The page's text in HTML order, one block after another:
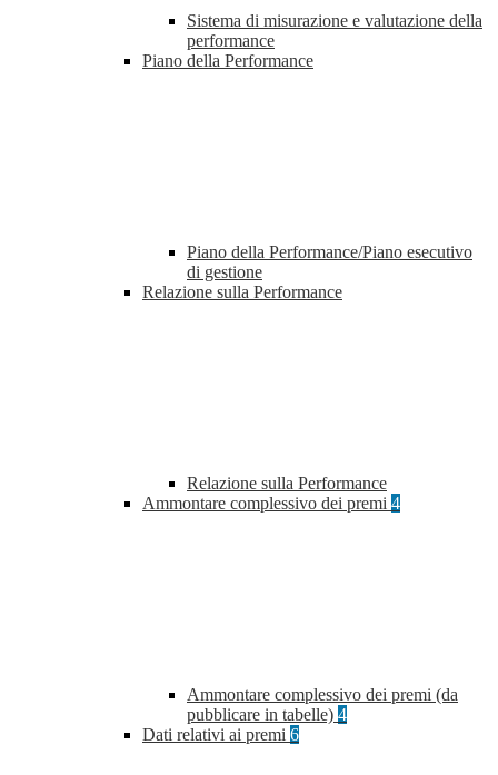
Sistema di misurazione e valutazione della
performance
Piano della Performance
Piano della Performance/Piano esecutivo
di gestione
Relazione sulla Performance
Relazione sulla Performance
Ammontare complessivo dei premi 4
Ammontare complessivo dei premi (da
pubblicare in tabelle) 4
Dati relativi ai premi 6